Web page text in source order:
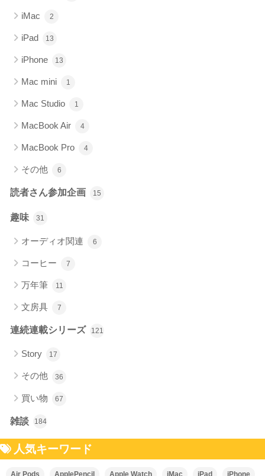
iMac 2
iPad 13
iPhone 13
Mac mini 1
Mac Studio 1
MacBook Air 4
MacBook Pro 4
その他 6
読者さん参加企画 15
趣味 31
オーディオ関連 6
コーヒー 7
万年筆 11
文房具 7
連続連載シリーズ 121
Story 17
その他 36
買い物 67
雑談 184
人気キーワード
Air Pods ApplePencil Apple Watch iMac iPad iPhone